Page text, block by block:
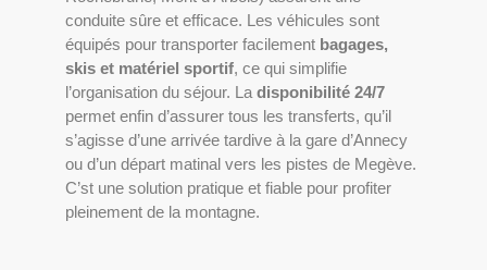
conduite sûre et efficace. Les véhicules sont
équipés pour transporter facilement bagages,
skis et matériel sportif, ce qui simplifie
l’organisation du séjour. La disponibilité 24/7
permet enfin d’assurer tous les transferts, qu’il
s’agisse d’une arrivée tardive à la gare d’Annecy
ou d’un départ matinal vers les pistes de Megève.
C’st une solution pratique et fiable pour profiter
pleinement de la montagne.